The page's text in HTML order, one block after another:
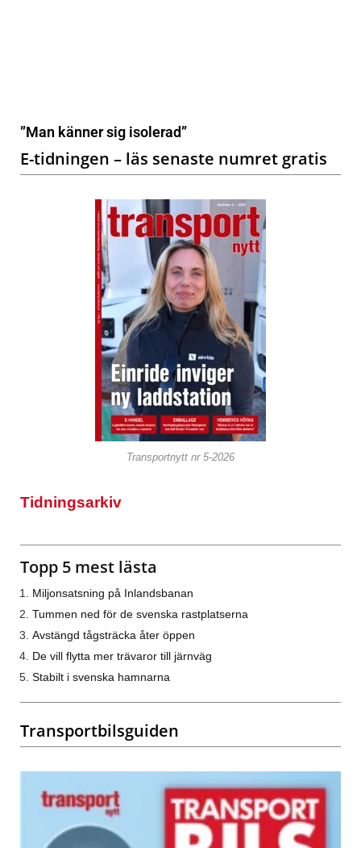
”Man känner sig isolerad”
E-tidningen – läs senaste numret gratis
Transportnytt nr 5-2026
Tidningsarkiv
Topp 5 mest lästa
Miljonsatsning på Inlandsbanan
Tummen ned för de svenska rastplatserna
Avstängd tågsträcka åter öppen
De vill flytta mer trävaror till järnväg
Stabilt i svenska hamnarna
Transportbilsguiden